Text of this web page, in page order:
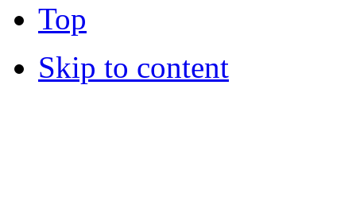
Top
Skip to content